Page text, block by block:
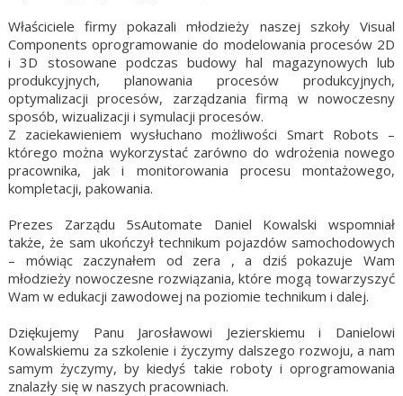
Właściciele firmy pokazali młodzieży naszej szkoły Visual
Components oprogramowanie do modelowania procesów 2D
i 3D stosowane podczas budowy hal magazynowych lub
produkcyjnych, planowania procesów produkcyjnych,
optymalizacji procesów, zarządzania firmą w nowoczesny
sposób, wizualizacji i symulacji procesów.
Z zaciekawieniem wysłuchano możliwości Smart Robots –
którego można wykorzystać zarówno do wdrożenia nowego
pracownika, jak i monitorowania procesu montażowego,
kompletacji, pakowania.
Prezes Zarządu 5sAutomate Daniel Kowalski wspomniał
także, że sam ukończył technikum pojazdów samochodowych
– mówiąc zaczynałem od zera , a dziś pokazuje Wam
młodzieży nowoczesne rozwiązania, które mogą towarzyszyć
Wam w edukacji zawodowej na poziomie technikum i dalej.
Dziękujemy Panu Jarosławowi Jezierskiemu i Danielowi
Kowalskiemu za szkolenie i życzymy dalszego rozwoju, a nam
samym życzymy, by kiedyś takie roboty i oprogramowania
znalazły się w naszych pracowniach.